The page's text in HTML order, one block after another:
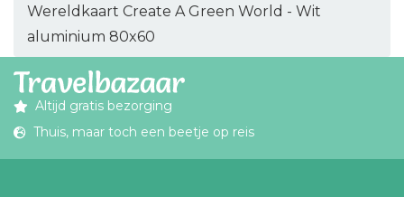
Wereldkaart Create A Green World - Wit
aluminium 80x60
Altijd gratis bezorging
Thuis, maar toch een beetje op reis